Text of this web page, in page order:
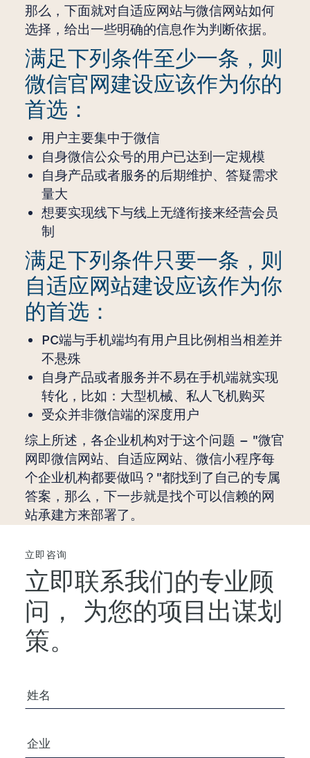
那么，下面就对自适应网站与微信网站如何
选择，给出一些明确的信息作为判断依据。
满足下列条件至少一条，则
微信官网建设应该作为你的
首选：
用户主要集中于微信
自身微信公众号的用户已达到一定规模
自身产品或者服务的后期维护、答疑需求
量大
想要实现线下与线上无缝衔接来经营会员
制
满足下列条件只要一条，则
自适应网站建设应该作为你
的首选：
PC端与手机端均有用户且比例相当相差并
不悬殊
自身产品或者服务并不易在手机端就实现
转化，比如：大型机械、私人飞机购买
受众并非微信端的深度用户
综上所述，各企业机构对于这个问题 – "微官
网即微信网站、自适应网站、微信小程序每
个企业机构都要做吗？"都找到了自己的专属
答案，那么，下一步就是找个可以信赖的网
站承建方来部署了。
立即咨询
立即联系我们的专业顾
问，
为您的项目出谋划
策。
您的姓名
公司/组织